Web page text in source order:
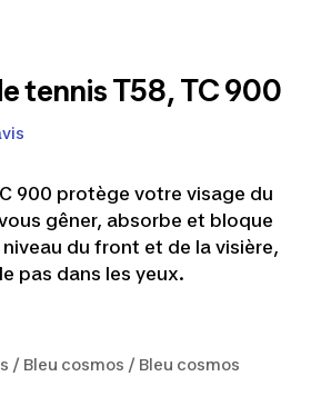
tennis T58, TC 900
900 protège votre visage du
gêner, absorbe et bloque
du front et de la visière,
pas dans les yeux.
/ Bleu cosmos / Bleu cosmos